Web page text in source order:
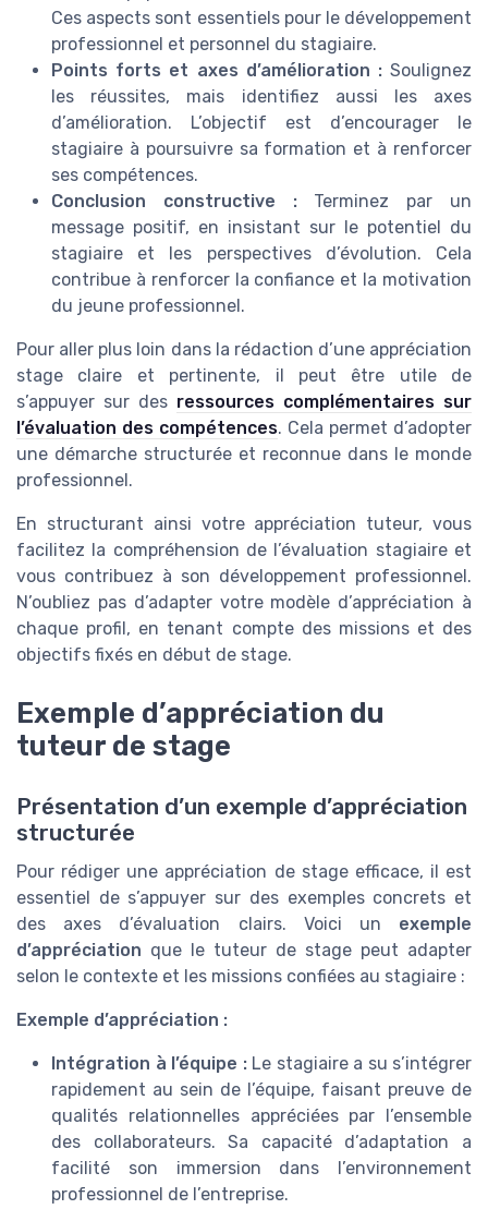
Ces aspects sont essentiels pour le développement
professionnel et personnel du stagiaire.
Points forts et axes d’amélioration :Soulignez
les réussites, mais identifiez aussi les axes
d’amélioration. L’objectif est d’encourager le
stagiaire à poursuivre sa formation et à renforcer
ses compétences.
Conclusion constructive :Terminez par un
message positif, en insistant sur le potentiel du
stagiaire et les perspectives d’évolution. Cela
contribue à renforcer la confiance et la motivation
du jeune professionnel.
Pour aller plus loin dans la rédaction d’une appréciation
stage claire et pertinente, il peut être utile de
s’appuyer sur des ressources complémentaires sur
l’évaluation des compétences. Cela permet d’adopter
une démarche structurée et reconnue dans le monde
professionnel.
En structurant ainsi votre appréciation tuteur, vous
facilitez la compréhension de l’évaluation stagiaire et
vous contribuez à son développement professionnel.
N’oubliez pas d’adapter votre modèle d’appréciation à
chaque profil, en tenant compte des missions et des
objectifs fixés en début de stage.
Exemple d’appréciation du
tuteur de stage
Présentation d’un exemple d’appréciation
structurée
Pour rédiger une appréciation de stage efficace, il est
essentiel de s’appuyer sur des exemples concrets et
des axes d’évaluation clairs. Voici un exemple
d’appréciation que le tuteur de stage peut adapter
selon le contexte et les missions confiées au stagiaire :
Exemple d’appréciation :
Intégration à l’équipe :Le stagiaire a su s’intégrer
rapidement au sein de l’équipe, faisant preuve de
qualités relationnelles appréciées par l’ensemble
des collaborateurs. Sa capacité d’adaptation a
facilité son immersion dans l’environnement
professionnel de l’entreprise.